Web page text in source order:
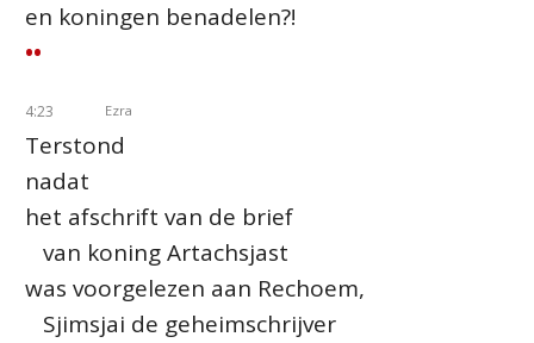
en koningen benadelen?!
••
4:23 Ezra
Terstond
nadat
het afschrift van de brief
van koning Artachsjast
was voorgelezen aan Rechoem,
Sjimsjai de geheimschrijver